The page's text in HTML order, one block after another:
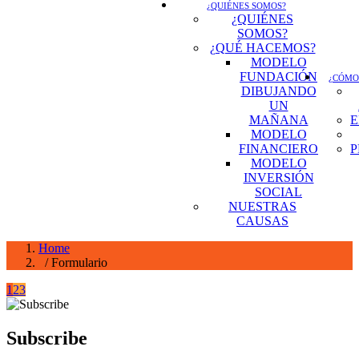
¿QUIÉNES SOMOS?
¿QUIÉNES
SOMOS?
¿QUÉ HACEMOS?
MODELO
FUNDACIÓN
DIBUJANDO
UN
MAÑANA
MODELO
FINANCIERO
MODELO
INVERSIÓN
SOCIAL
NUESTRAS
CAUSAS
Home
/ Formulario
1 23
Subscribe